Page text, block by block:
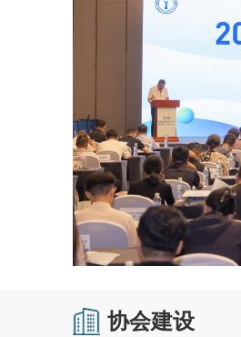
行业动态：勘察设计
行业动态：13部门联
行业动态：转发全国
行业动态：转发《住
行业动态：转发《
协会建设